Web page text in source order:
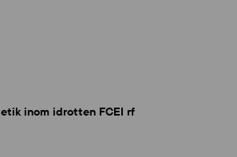
inom idrotten FCEI rf